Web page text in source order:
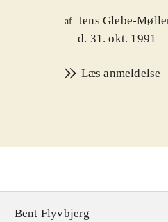
af Jens Glebe-
d. 31. okt. 1991
Læs anmeldelse
Bent Flyvbjerg